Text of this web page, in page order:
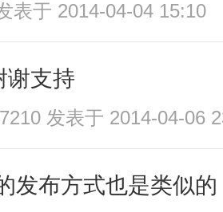
表于 2014-04-04 15:10
谢支持
发表于 2014-04-06
发布方式也是类似的